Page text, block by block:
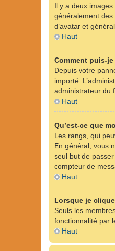
Il y a deux images
généralement
d’avatar et
Haut
Comment puis-
Depuis votre
importé.
administrateur du
Haut
Qu’est-ce que
Les rangs, qui
En général, vous
seul but de
compteur de
Haut
Lorsque je
Seuls les
fonctionnalité par
Haut